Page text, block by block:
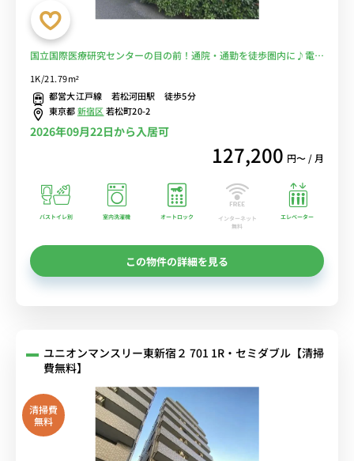
国立国際医療研究センターの目の前！通院・通勤を徒歩圏内に♪電車
に乗るのを完全回避で安心！■選べるWi-Fi格安レンタル中！
1K/21.79m²
都営大江戸線 若松河田駅 徒歩5分
東京都新宿区若松町20-2
2026年09月22日から入居可
127,200 円〜 / 月
バストイレ別 室内洗濯機 オートロック
インターネット
無料
エレベーター
この物件の詳細を見る
ユニオンマンスリー東新宿２ 701 1R・セミダブル【清掃
費無料】
清掃費
無料